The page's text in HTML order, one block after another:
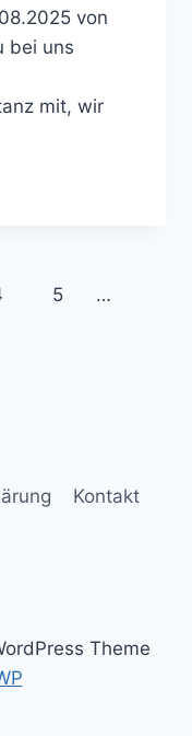
von
bei uns
mit, wir
5 …
Kontakt
Theme